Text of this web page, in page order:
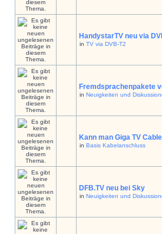
HandystarTV neu via
in TV via DVB-T2
Fremdsprachenpakete
in Neuigkeiten und
Kann man Giga TV
in Basis Kabelanschluss
DFB.TV neu bei Sky
in Neuigkeiten und